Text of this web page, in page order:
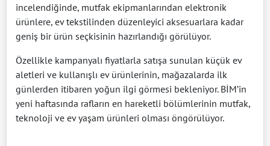
incelendiğinde, mutfak ekipmanlarından elektronik
ürünlere, ev tekstilinden düzenleyici aksesuarlara kadar
geniş bir ürün seçkisinin hazırlandığı görülüyor.
Özellikle kampanyalı fiyatlarla satışa sunulan küçük ev
aletleri ve kullanışlı ev ürünlerinin, mağazalarda ilk
günlerden itibaren yoğun ilgi görmesi bekleniyor. BİM’in
yeni haftasında rafların en hareketli bölümlerinin mutfak,
teknoloji ve ev yaşam ürünleri olması öngörülüyor.